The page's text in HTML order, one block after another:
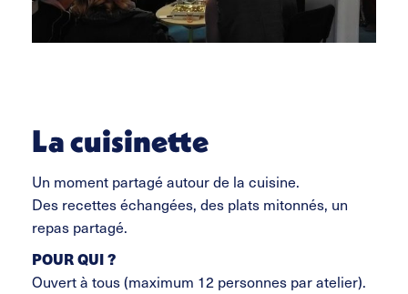
La cuisinette
Un moment partagé autour de la cuisine.
Des recettes échangées, des plats mitonnés, un
repas partagé.
POUR QUI ?
Ouvert à tous (maximum 12 personnes par atelier).